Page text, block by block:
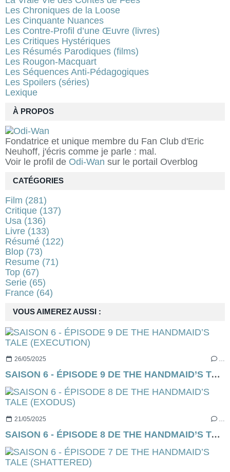
À PROPOS
Fondatrice et unique membre du Fan Club d'Eric
Neuhoff, j'écris comme je parle : mal.
Voir le profil de Odi-Wan sur le portail Overblog
VOUS AIMEREZ AUSSI :
26/05/2025 …
SAISON 6 - ÉPISODE 9 DE THE HANDMAID’S TALE (EXECUTION)
21/05/2025 …
SAISON 6 - ÉPISODE 8 DE THE HANDMAID’S TALE (EXODUS)
Les Chroniques de la Loose
Les Cinquante Nuances
Les Contre-Profil d’une Œuvre (livres)
Les Critiques Hystériques
Les Résumés Parodiques (films)
Les Rougon-Macquart
Les Séquences Anti-Pédagogiques
Les Spoilers (séries)
Lexique
CATÉGORIES
Film (281)
Critique (137)
Usa (136)
Livre (133)
Résumé (122)
Blop (73)
Resume (71)
Top (67)
Serie (65)
France (64)